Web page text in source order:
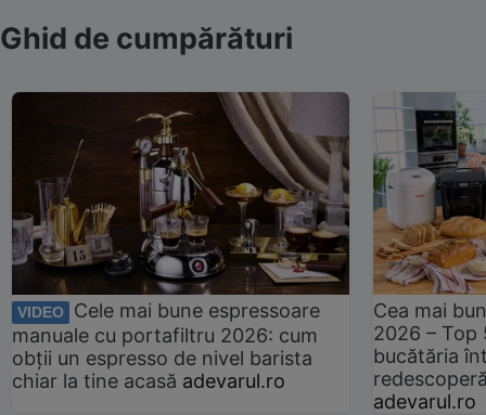
Ghid de cumpărături
VIDEO
Cele mai bune espressoare
manuale cu portafiltru 2026: cum
obții un espresso de nivel barista
chiar la tine acasă adevarul.ro
Cea mai
2026 –
bucătăria
adevarul.ro